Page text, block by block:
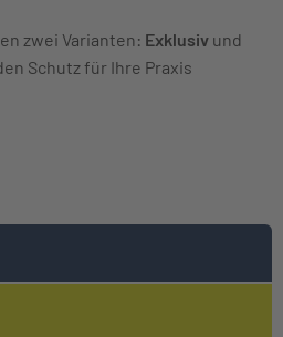
zwei Varianten: Exklusiv und
Schutz für Ihre Praxis